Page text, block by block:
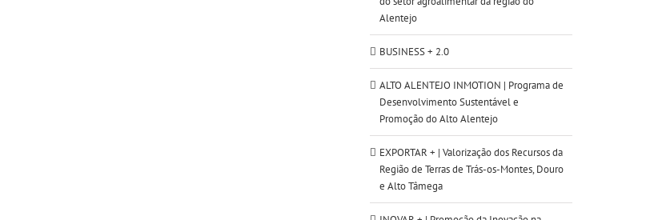
Alentejo
BUSINESS + 2.0
ALTO ALENTEJO INMOTION | Programa de
Desenvolvimento Sustentável e
Promoção do Alto Alentejo
EXPORTAR + | Valorização dos Recursos da
Região de Terras de Trás-os-Montes, Douro
e Alto Tâmega